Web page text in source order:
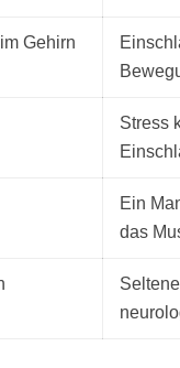
Gehirn
Stress
Ein
das